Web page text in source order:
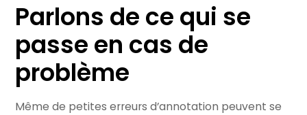
Parlons de ce qui se
passe en cas de
problème
Même de petites erreurs d’annotation peuvent se